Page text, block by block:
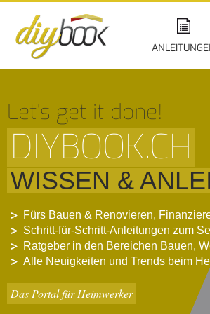
Let‘s get it done!
DIYBOOK.CH
WISSEN &
Fürs Bauen & Renovieren,
Schritt-für-Schritt-Anleitungen zum
Ratgeber in den Bereichen Bauen,
Alle Neuigkeiten und Trends beim
Das Portal für Heimwerker